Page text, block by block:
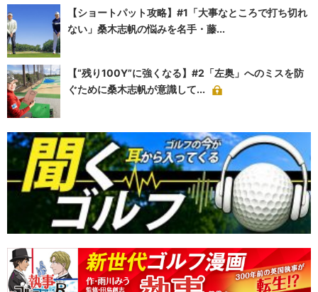
【ショートパット攻略】#1「大事なところで打ち切れ
ない」桑木志帆の悩みを名手・藤...
【“残り100Y”に強くなる】#2「左奥」へのミスを防
ぐために桑木志帆が意識して...